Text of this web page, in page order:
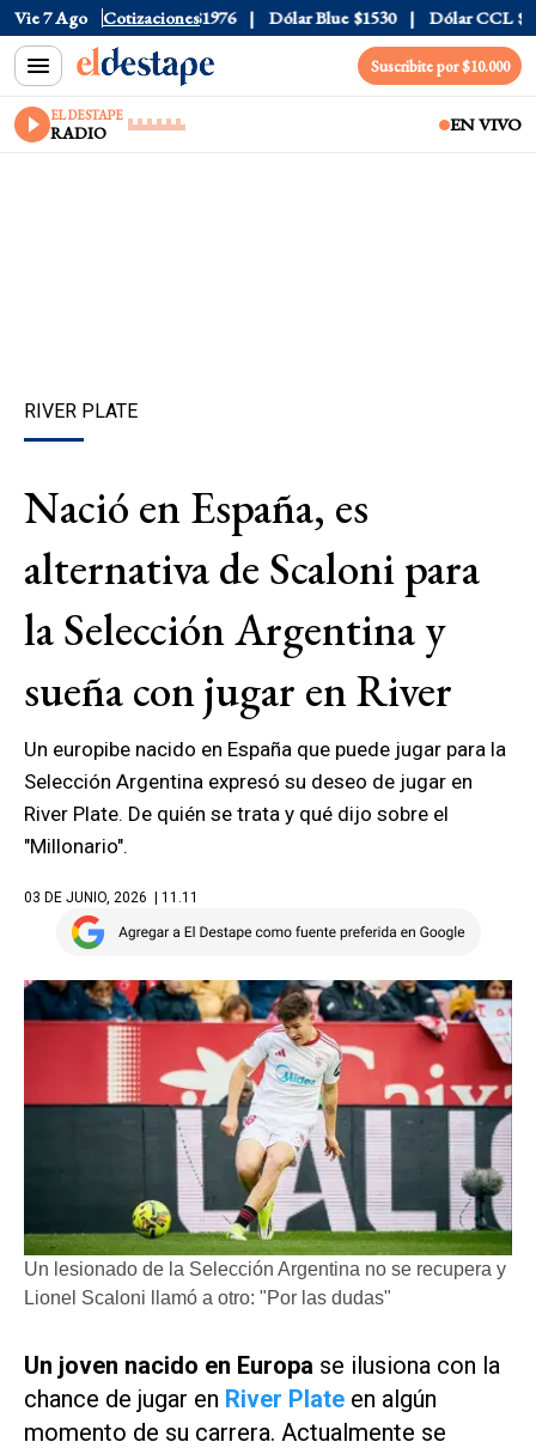
Vie 7 Ago Cotizaciones
Dólar Tarjeta $1976 Dólar Blue $1530 Dólar CCL
Suscribite por $10.000
EL DESTAPE
RADIO EN VIVO
RIVER PLATE
Nació en España, es
alternativa de Scaloni para
la Selección Argentina y
sueña con jugar en River
Un europibe nacido en España que puede jugar para la
Selección Argentina expresó su deseo de jugar en
River Plate. De quién se trata y qué dijo sobre el
"Millonario".
03 DE JUNIO, 2026 | 11.11
Un lesionado de la Selección Argentina no se recupera y
Lionel Scaloni llamó a otro: "Por las dudas"
Un joven nacido en Europa se ilusiona con la
chance de jugar en River Plate en algún
momento de su carrera. Actualmente se